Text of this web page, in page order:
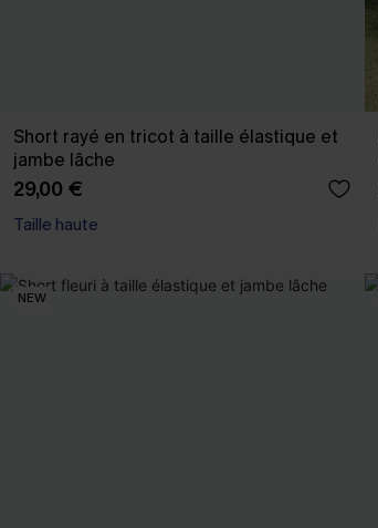
Short rayé en tricot à taille élastique et
jambe lâche
29,00 €
Taille haute
NEW